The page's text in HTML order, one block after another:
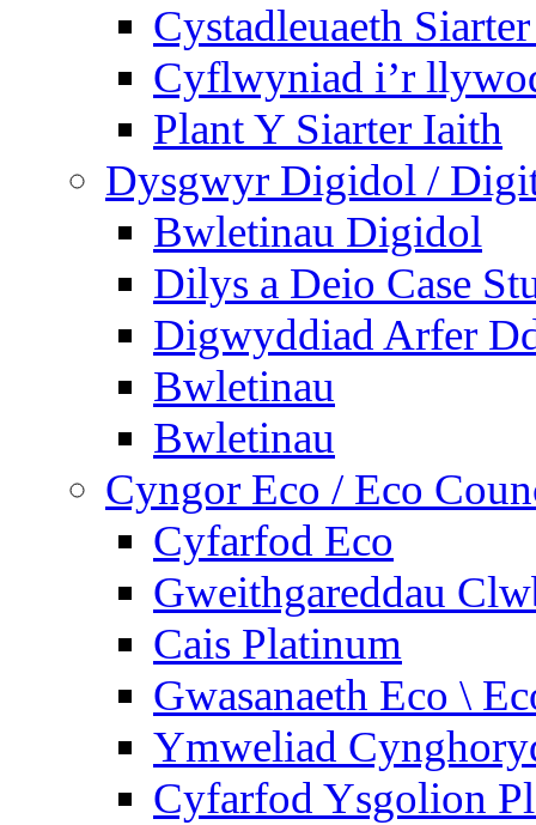
Cystadleuaeth
Cyflwyniad i’r
Plant Y Siarter Iaith
Dysgwyr Digidol /
Bwletinau Digidol
Dilys a Deio Case
Digwyddiad Arfer
Bwletinau
Bwletinau
Cyngor Eco / Eco
Cyfarfod Eco
Gweithgareddau
Cais Platinum
Gwasanaeth Eco \
Ymweliad
Cyfarfod Ysgolion